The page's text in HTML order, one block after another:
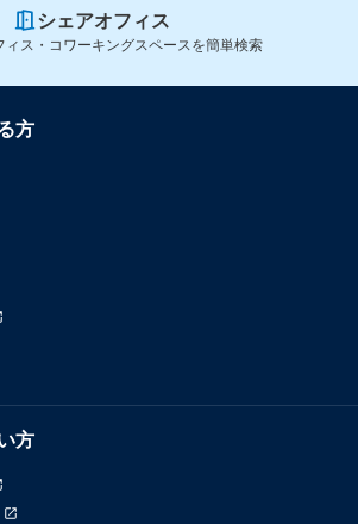
シェアオフィス
ィス・コワーキングスペースを簡単検索
方
方